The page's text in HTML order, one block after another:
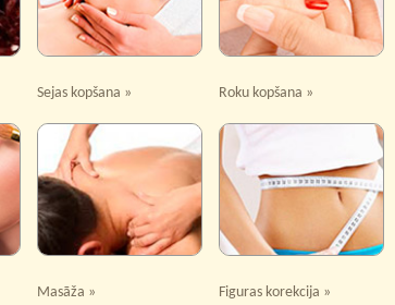
Sejas kopšana » Roku kopšana »
Masāža » Figuras korekcija »